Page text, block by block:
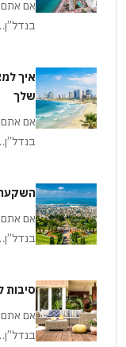
אם אתם
איך
שלך
אם אתם
השקעה
אם אתם
סיבות
אם אתם